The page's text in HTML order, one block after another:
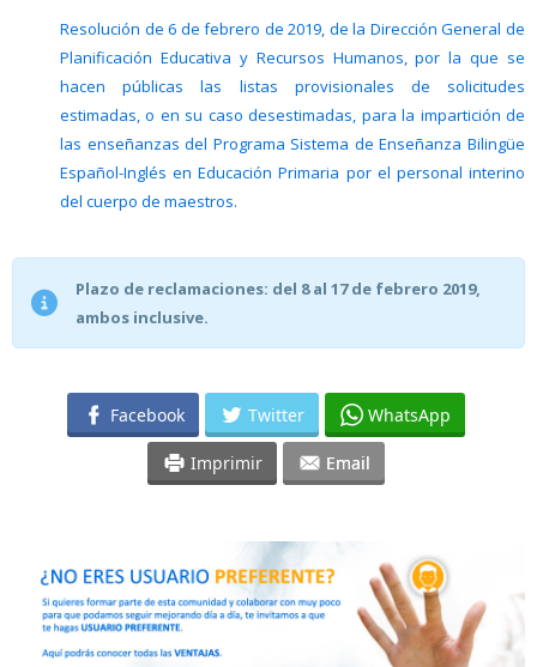
Resolución de 6 de febrero de 2019, de la Dirección General de
Planificación Educativa y Recursos Humanos, por la que se
hacen públicas las listas provisionales de solicitudes
estimadas, o en su caso desestimadas, para la impartición de
las enseñanzas del Programa Sistema de Enseñanza Bilingüe
Español-Inglés en Educación Primaria por el personal interino
del cuerpo de maestros.
Plazo de reclamaciones: del 8 al 17 de febrero 2019,
ambos inclusive.
Facebook Twitter WhatsApp
Imprimir Email